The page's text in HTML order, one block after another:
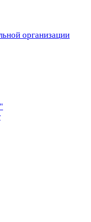
организации